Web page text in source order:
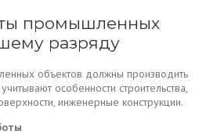
промышленных
разряду
объектов должны производить
особенности строительства,
инженерные конструкции.